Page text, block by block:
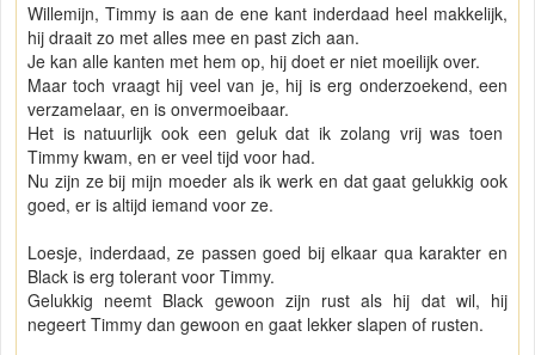
Willemijn, Timmy is aan de ene kant inderdaad heel makkelijk,
hij draait zo met alles mee en past zich aan.
Je kan alle kanten met hem op, hij doet er niet moeilijk over.
Maar toch vraagt hij veel van je, hij is erg onderzoekend, een
verzamelaar, en is onvermoeibaar.
Het is natuurlijk ook een geluk dat ik zolang vrij was toen
Timmy kwam, en er veel tijd voor had.
Nu zijn ze bij mijn moeder als ik werk en dat gaat gelukkig ook
goed, er is altijd iemand voor ze.
Loesje, inderdaad, ze passen goed bij elkaar qua karakter en
Black is erg tolerant voor Timmy.
Gelukkig neemt Black gewoon zijn rust als hij dat wil, hij
negeert Timmy dan gewoon en gaat lekker slapen of rusten.